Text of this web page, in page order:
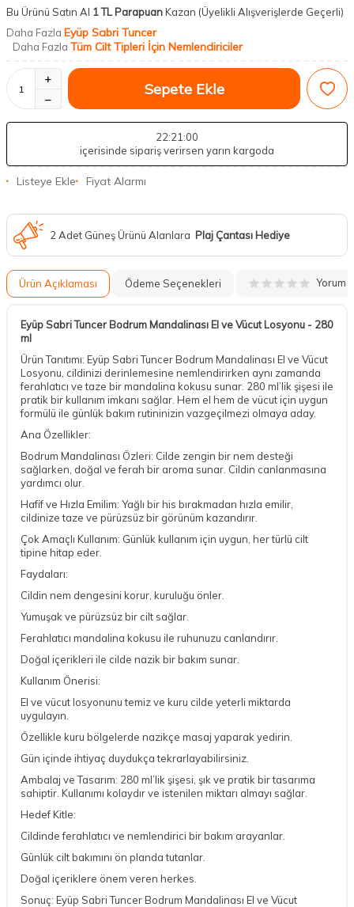
Bu Ürünü Satın Al 1 TL ParapuanKazan (Üyelikli Alışverişlerde Geçerli)
Daha Fazla Eyüp Sabri Tuncer
Daha Fazla Tüm Cilt Tipleri İçin Nemlendiriciler
Sepete Ekle
22:20:59
içerisinde sipariş verirsen yarın kargoda
Listeye Ekle Fiyat Alarmı
2 Adet Güneş Ürünü Alanlara Plaj Çantası Hediye
Ürün Açıklaması Ödeme Seçenekleri Yorum
Eyüp Sabri Tuncer Bodrum Mandalinası El ve Vücut Losyonu - 280
ml
Ürün Tanıtımı: Eyüp Sabri Tuncer Bodrum Mandalinası El ve Vücut
Losyonu, cildinizi derinlemesine nemlendirirken aynı zamanda
ferahlatıcı ve taze bir mandalina kokusu sunar. 280 ml’lik şişesi ile
pratik bir kullanım imkanı sağlar. Hem el hem de vücut için uygun
formülü ile günlük bakım rutininizin vazgeçilmezi olmaya aday.
Ana Özellikler:
Bodrum Mandalinası Özleri: Cilde zengin bir nem desteği
sağlarken, doğal ve ferah bir aroma sunar. Cildin canlanmasına
yardımcı olur.
Hafif ve Hızla Emilim: Yağlı bir his bırakmadan hızla emilir,
cildinize taze ve pürüzsüz bir görünüm kazandırır.
Çok Amaçlı Kullanım: Günlük kullanım için uygun, her türlü cilt
tipine hitap eder.
Faydaları:
Cildin nem dengesini korur, kuruluğu önler.
Yumuşak ve pürüzsüz bir cilt sağlar.
Ferahlatıcı mandalina kokusu ile ruhunuzu canlandırır.
Doğal içerikleri ile cilde nazik bir bakım sunar.
Kullanım Önerisi:
El ve vücut losyonunu temiz ve kuru cilde yeterli miktarda
uygulayın.
Özellikle kuru bölgelerde nazikçe masaj yaparak yedirin.
Gün içinde ihtiyaç duydukça tekrarlayabilirsiniz.
Ambalaj ve Tasarım: 280 ml’lik şişesi, şık ve pratik bir tasarıma
sahiptir. Kullanımı kolaydır ve istenilen miktarı almayı sağlar.
Hedef Kitle:
Cildinde ferahlatıcı ve nemlendirici bir bakım arayanlar.
Günlük cilt bakımını ön planda tutanlar.
Doğal içeriklere önem veren herkes.
Sonuç: Eyüp Sabri Tuncer Bodrum Mandalinası El ve Vücut